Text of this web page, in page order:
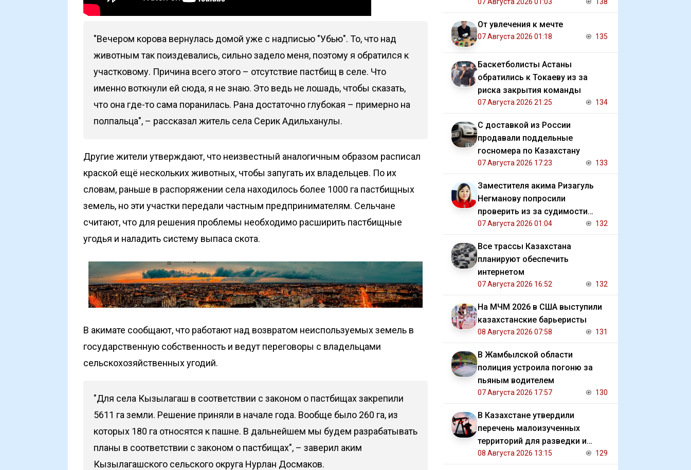
"Вечером корова вернулась домой уже с надписью "Убью". То, что над
животным так поиздевались, сильно задело меня, поэтому я обратился к
участковому. Причина всего этого – отсутствие пастбищ в селе. Что
именно воткнули ей сюда, я не знаю. Это ведь не лошадь, чтобы сказать,
что она где-то сама поранилась. Рана достаточно глубокая – примерно на
полпальца", – рассказал житель села Серик Адильханулы.
Другие жители утверждают, что неизвестный аналогичным образом расписал
краской ещё нескольких животных, чтобы запугать их владельцев. По их
словам, раньше в распоряжении села находилось более 1000 га пастбищных
земель, но эти участки передали частным предпринимателям. Сельчане
считают, что для решения проблемы необходимо расширить пастбищные
угодья и наладить систему выпаса скота.
В акимате сообщают, что работают над возвратом неиспользуемых земель в
государственную собственность и ведут переговоры с владельцами
сельскохозяйственных угодий.
"Для села Кызылагаш в соответствии с законом о пастбищах закрепили
5611 га земли. Решение приняли в начале года. Вообще было 260 га, из
которых 180 га относятся к пашне. В дальнейшем мы будем разрабатывать
планы в соответствии с законом о пастбищах", – заверил аким
Кызылагашского сельского округа Нурлан Досмаков.
От увлечения к мечте
07 Августа 2026 01:18 135
Баскетболисты Астаны
обратились к Токаеву из за
риска закрытия команды
07 Августа 2026 21:25 134
С доставкой из России
продавали поддельные
госномера по Казахстану
07 Августа 2026 17:23 133
Заместителя акима Ризагуль
Негманову попросили
проверить из за судимости
сестры
07 Августа 2026 01:04 132
Все трассы Казахстана
планируют обеспечить
интернетом
07 Августа 2026 16:52 132
На МЧМ 2026 в США выступили
казахстанские барьеристы
08 Августа 2026 07:58 131
В Жамбылской области
полиция устроила погоню за
пьяным водителем
07 Августа 2026 17:57 130
В Казахстане утвердили
перечень малоизученных
территорий для разведки и
добычи углеводородов
08 Августа 2026 13:15 129